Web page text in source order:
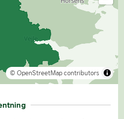
© OpenStreetMap contributors